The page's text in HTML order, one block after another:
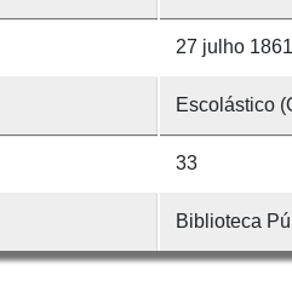
27 julho 1861
Escolástico
33
Biblioteca